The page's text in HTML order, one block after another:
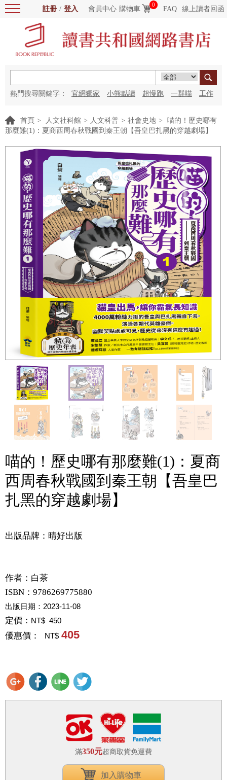
註冊 / 登入 會員中心 購物車
0
FAQ 線上讀者回函
熱門搜尋關鍵字： 官網獨家 小熊點讀 超慢跑 一群喵 工作
首頁 > 人文社科館 > 人文科普 > 社會史地 >
喵的！歷史哪有
那麼難(1)：夏商西周春秋戰國到秦王朝【吾皇巴扎黑的穿越劇場】
喵的！歷史哪有那麼難(1)：夏商
西周春秋戰國到秦王朝【吾皇巴
扎黑的穿越劇場】
出版品牌：晴好出版
作者： 白茶
ISBN：9786269775880
出版日期： 2023-11-08
定價： NT$ 450
優惠價： NT$ 405
滿350元超商取貨免運費
加入購物車